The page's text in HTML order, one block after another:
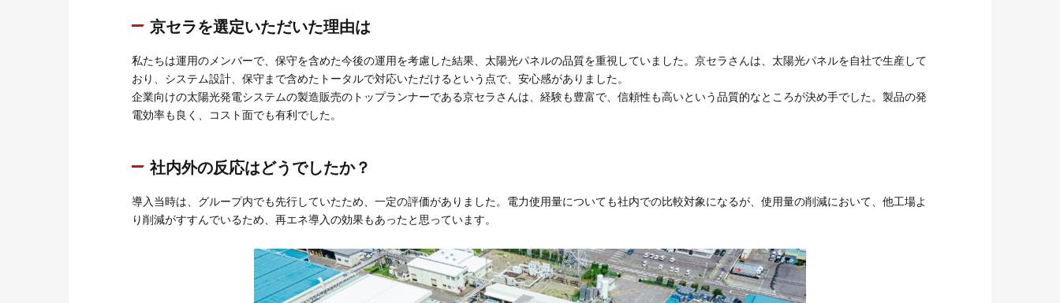
京セラを選定いただいた理由は
私たちは運用のメンバーで、保守を含めた今後の運用を考慮した結果、太陽光パネルの品質を重視していました。京セラさんは、太陽光パネルを自社で生産して
おり、システム設計、保守まで含めたトータルで対応いただけるという点で、安心感がありました。
企業向けの太陽光発電システムの製造販売のトップランナーである京セラさんは、経験も豊富で、信頼性も高いという品質的なところが決め手でした。製品の発
電効率も良く、コスト面でも有利でした。
社内外の反応はどうでしたか？
導入当時は、グループ内でも先行していたため、一定の評価がありました。電力使用量についても社内での比較対象になるが、使用量の削減において、他工場よ
り削減がすすんでいるため、再エネ導入の効果もあったと思っています。